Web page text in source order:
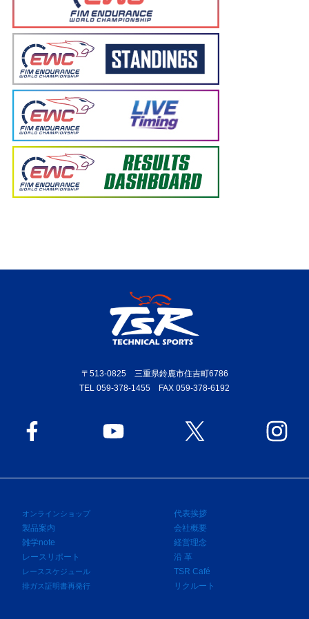
〒513-0825 三重県鈴鹿市住吉町6786
TEL 059-378-1455 FAX 059-378-6192
オンラインショップ
代表挨拶
製品案内
会社概要
雑学note
経営理念
レースリポート
沿 革
レーススケジュール TSR Café
排ガス証明書再発行 リクルート